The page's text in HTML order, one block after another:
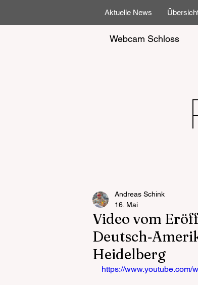
Aktuelle News
Webcam Schloss
Video vom
Heidelberg
Andreas Schink
16. Mai
https://www.youtube.com/